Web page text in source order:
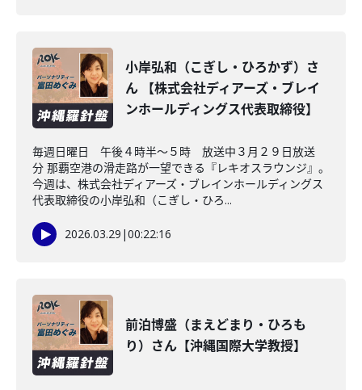
小岸弘和（こぎし・ひろかず）さ
ん 【株式会社ディアーズ・ブレイ
ンホールディングス代表取締役】
毎週日曜日 午後４時半～５時 放送中３月２９日放送
分 那覇空港の滑走路が一望できる『レキオスラウンジ』。
今週は、株式会社ディアーズ・ブレインホールディングス
代表取締役の小岸弘和（こぎし・ひろ...
2026.03.29 |00:22:16
前泊博盛（まえどまり・ひろも
り）さん【沖縄国際大学教授】